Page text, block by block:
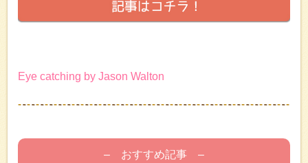
Eye catching by Jason Walton
– おすすめ記事 –